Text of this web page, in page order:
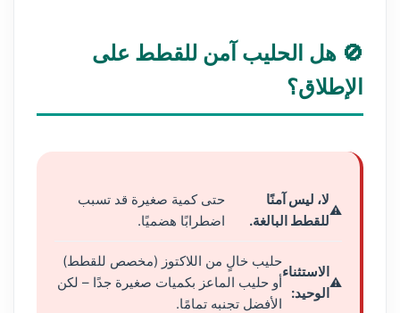
🚫 هل الحليب آمن للقطط على
الإطلاق؟
لا، ليس آمنًا
للقطط البالغة.
حتى كمية صغيرة قد تسبب
اضطرابًا هضميًا.
الاستثناء
الوحيد:
حليب خالٍ من اللاكتوز (مخصص للقطط)
أو حليب الماعز بكميات صغيرة جدًا – لكن
الأفضل تجنبه تمامًا.